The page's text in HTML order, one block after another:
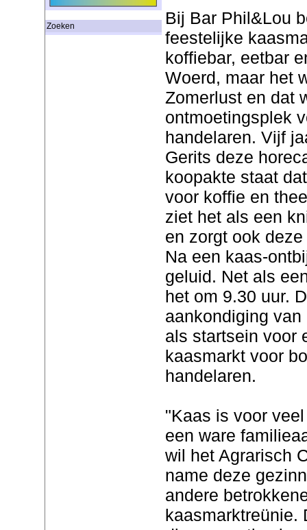
Zoeken
Bij Bar Phil&Lou
feestelijke
koffiebar, eetbar
Woerd, maar het
Zomerlust en dat
ontmoetingsplek
handelaren. Vijf
Gerits deze
koopakte staat
voor koffie en
ziet het als een
en zorgt ook
Na een kaas-
geluid. Net als
het om 9.30 uur.
aankondiging
als startsein voor
kaasmarkt voor
handelaren.
"Kaas is voor
een ware
wil het Agrarisch
name deze
andere
kaasmarktreünie.